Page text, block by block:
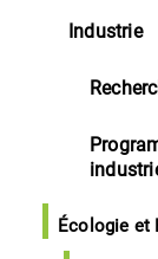
Industrie
Écologie et